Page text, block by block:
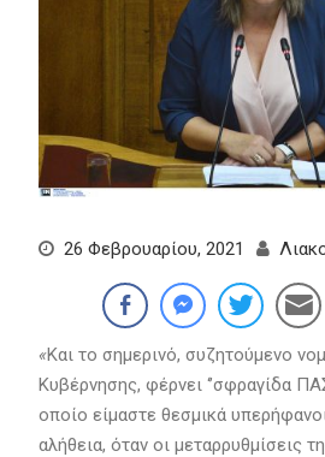
26 Φεβρουαρίου, 2021
«Και το σημερινό, συζητούμενο
Κυβέρνησης, φέρνει ‘’σφραγίδα
οποίο είμαστε θεσμικά
αλήθεια, όταν οι μεταρρυθμίσεις